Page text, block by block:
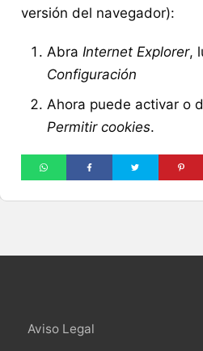
versión del navegador):
Abra Internet Explorer,
Configuración
Ahora puede activar o
Permitir cookies.
Aviso Legal